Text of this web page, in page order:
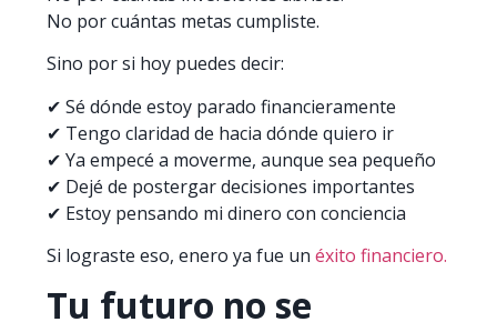
No por cuántas metas cumpliste.
Sino por si hoy puedes decir:
✔ Sé dónde estoy parado financieramente
✔ Tengo claridad de hacia dónde quiero ir
✔ Ya empecé a moverme, aunque sea pequeño
✔ Dejé de postergar decisiones importantes
✔ Estoy pensando mi dinero con conciencia
Si lograste eso, enero ya fue un éxito financiero.
Tu futuro no se